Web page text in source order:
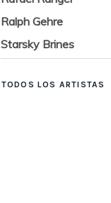
Ralph Gehre
Starsky Brines
TODOS LOS ARTISTAS